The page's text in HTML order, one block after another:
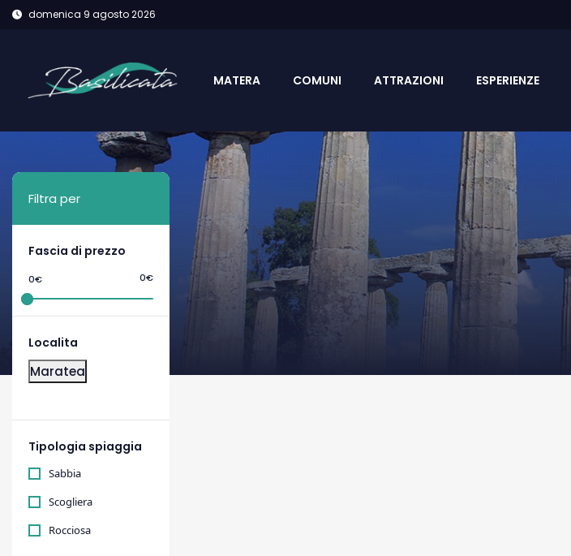
domenica 9 agosto 2026
MATERA COMUNI ATTRAZIONI ESPERIENZE
Filtra per
Fascia di prezzo
0€ 0€
Localita
Maratea
Tipologia spiaggia
Sabbia
Scogliera
Rocciosa